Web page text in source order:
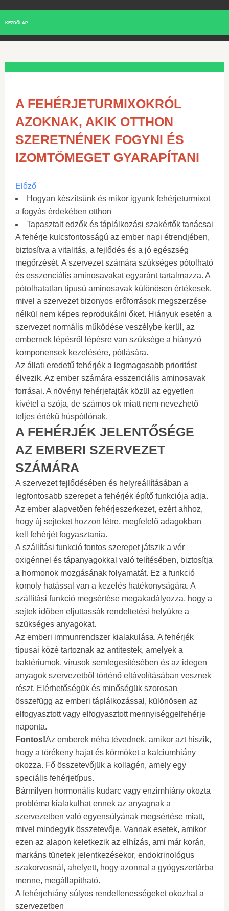
KEZDŐLAP
A FEHÉRJETURMIXOKRÓL
AZOKNAK, AKIK OTTHON
SZERETNÉNEK FOGYNI ÉS
IZOMTÖMEGET GYARAPÍTANI
Előző
Hogyan készítsünk és mikor igyunk fehérjeturmixot
a fogyás érdekében otthon
Tapasztalt edzők és táplálkozási szakértők tanácsai
A fehérje kulcsfontosságú az ember napi étrendjében,
biztosítva a vitalitás, a fejlődés és a jó egészség
megőrzését. A szervezet számára szükséges pótolható
és esszenciális aminosavakat egyaránt tartalmazza. A
pótolhatatlan típusú aminosavak különösen értékesek,
mivel a szervezet bizonyos erőforrások megszerzése
nélkül nem képes reprodukálni őket. Hiányuk esetén a
szervezet normális működése veszélybe kerül, az
embernek lépésről lépésre van szüksége a hiányzó
komponensek kezelésére, pótlására.
Az állati eredetű fehérjék a legmagasabb prioritást
élvezik. Az ember számára esszenciális aminosavak
forrásai. A növényi fehérjefajták közül az egyetlen
kivétel a szója, de számos ok miatt nem nevezhető
teljes értékű húspótlónak.
A FEHÉRJÉK JELENTŐSÉGE
AZ EMBERI SZERVEZET
SZÁMÁRA
A szervezet fejlődésében és helyreállításában a
legfontosabb szerepet a fehérjék építő funkciója adja.
Az ember alapvetően fehérjeszerkezet, ezért ahhoz,
hogy új sejteket hozzon létre, megfelelő adagokban
kell fehérjét fogyasztania.
A szállítási funkció fontos szerepet játszik a vér
oxigénnel és tápanyagokkal való telítésében, biztosítja
a hormonok mozgásának folyamatát. Ez a funkció
komoly hatással van a kezelés hatékonyságára. A
szállítási funkció megsértése megakadályozza, hogy a
sejtek időben eljuttassák rendeltetési helyükre a
szükséges anyagokat.
Az emberi immunrendszer kialakulása. A fehérjék
típusai közé tartoznak az antitestek, amelyek a
baktériumok, vírusok semlegesítésében és az idegen
anyagok szervezetből történő eltávolításában vesznek
részt. Elérhetőségük és minőségük szorosan
összefügg az emberi táplálkozással, különösen az
elfogyasztott vagy elfogyasztott mennyiséggelfehérje
naponta.
Fontos!Az emberek néha tévednek, amikor azt hiszik,
hogy a törékeny hajat és körmöket a kalciumhiány
okozza. Fő összetevőjük a kollagén, amely egy
speciális fehérjetípus.
Bármilyen hormonális kudarc vagy enzimhiány okozta
probléma kialakulhat ennek az anyagnak a
szervezetben való egyensúlyának megsértése miatt,
mivel mindegyik összetevője. Vannak esetek, amikor
ezen az alapon keletkezik az elhízás, ami már korán,
markáns tünetek jelentkezésekor, endokrinológus
szakorvosnál, ahelyett, hogy azonnal a gyógyszertárba
menne, megállapítható.
A fehérjehiány súlyos rendellenességeket okozhat a
szervezetben